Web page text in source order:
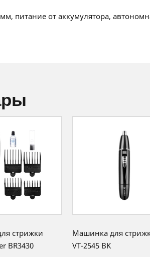
питание от аккумулятора,
стрижки
BR3430
Машинка для
VT-2545 BK